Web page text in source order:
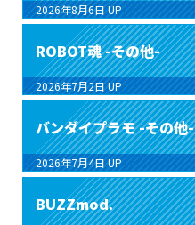
2026年8月6日 UP
ROBOT魂 -その他-
2026年7月2日 UP
バンダイプラモ -その他-
2026年7月4日 UP
BUZZmod.